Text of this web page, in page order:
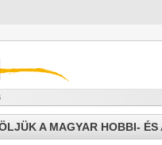
A MAGYAR HOBBI-